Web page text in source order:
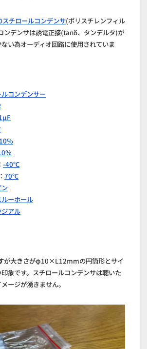
チロールコンデンサ(ポリスチレンフィル
ンデンサは誘電正接(tanδ、タンデルタ)が
い為オーディオ回路に使用されていま
コンデンサー
10%
-40℃
70℃
ン
ルーホール
ジアル
が大きさがφ10×L12mmの円筒形とサイ
象です。スチロールコンデンサは聴いた
ージが湧きません。